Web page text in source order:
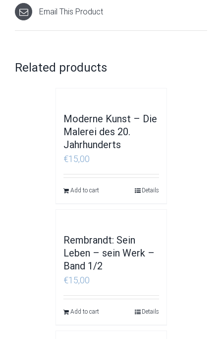
Email This Product
Related products
Moderne Kunst – Die
Malerei des 20.
Jahrhunderts
€15,00
Add to cart Details
Rembrandt: Sein
Leben – sein Werk –
Band 1/2
€15,00
Add to cart Details